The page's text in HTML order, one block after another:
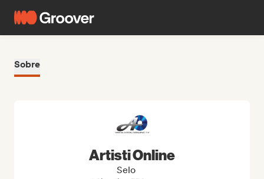
Sobre
Artisti Online
Selo